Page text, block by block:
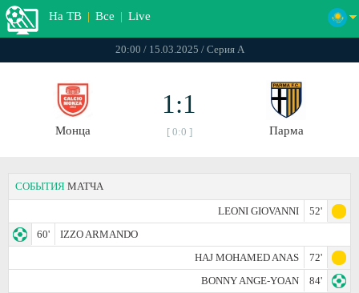
На ТВ | Все | Live
20:00 / 15.03.2025 / Серия А
Монца
1:1
[ 0:0 ] Парма
СОБЫТИЯ МАТЧА
LEONI GIOVANNI
52'
60'
IZZO ARMANDO
HAJ MOHAMED ANAS
72'
BONNY ANGE-YOAN
84'